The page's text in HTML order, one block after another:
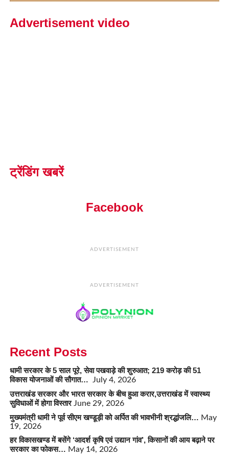
Advertisement video
ट्रेंडिंग खबरें
Facebook
ADVERTISEMENT
ADVERTISEMENT
Recent Posts
धामी सरकार के 5 साल पूरे, सेवा पखवाड़े की शुरुआत; 219 करोड़ की 51
विकास योजनाओं की सौगात…
July 4, 2026
उत्तराखंड सरकार और भारत सरकार के बीच हुआ करार,उत्तराखंड में स्वास्थ्य
सुविधाओं में होगा विस्तार June 29, 2026
मुख्यमंत्री धामी ने पूर्व सीएम खण्डूड़ी को अर्पित की भावभीनी श्रद्धांजलि… May
19, 2026
हर विकासखण्ड में बसेंगे ‘आदर्श कृषि एवं उद्यान गांव’, किसानों की आय बढ़ाने पर
सरकार का फोकस… May 14, 2026